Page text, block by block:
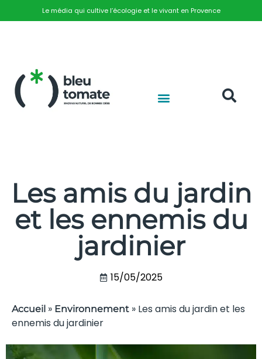
Le média qui cultive l’écologie et le vivant en Provence
Les amis du jardin
et les ennemis du
jardinier
15/05/2025
Accueil » Environnement » Les amis du jardin et les
ennemis du jardinier